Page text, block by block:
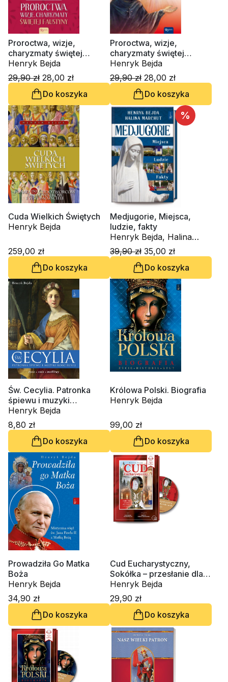
Proroctwa, wizje,
charyzmaty świętej
Faustyny
Henryk Bejda
29,90 zł 28,00 zł
Do koszyka
Proroctwa, wizje,
charyzmaty świętej
Faustyny
Henryk Bejda
29,90 zł 28,00 zł
Do koszyka
Cuda Wielkich Świętych
Henryk Bejda
259,00 zł
Do koszyka
%
Medjugorie, Miejsca,
ludzie, fakty
Henryk Bejda, Halina
Marchut
39,90 zł 35,00 zł
Do koszyka
Św. Cecylia. Patronka
śpiewu i muzyki
kościelnej
Henryk Bejda
8,80 zł
Do koszyka
Królowa Polski. Biografia
Henryk Bejda
99,00 zł
Do koszyka
Prowadziła Go Matka
Boża
Henryk Bejda
34,90 zł
Do koszyka
Cud Eucharystyczny,
Sokółka – przesłanie dla
Polski i świata (CD-MP3
audiobook)
Henryk Bejda
29,90 zł
Do koszyka